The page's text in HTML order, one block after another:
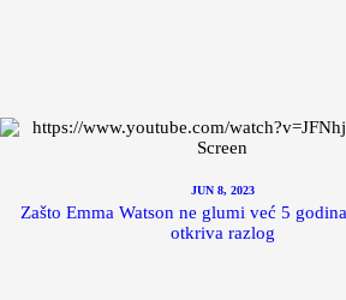
JUN 8, 2023
Zašto Emma Watson ne glumi već 5
otkriva razlog